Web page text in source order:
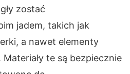
zostać
jadem, takich jak
a nawet elementy
te są bezpiecznie